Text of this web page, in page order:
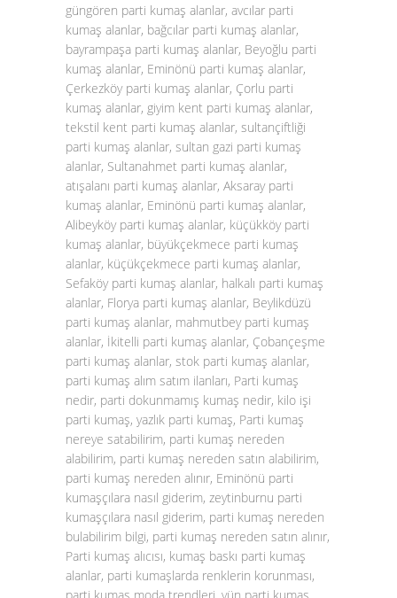
güngören parti kumaş alanlar, avcılar parti
kumaş alanlar, bağcılar parti kumaş alanlar,
bayrampaşa parti kumaş alanlar, Beyoğlu parti
kumaş alanlar, Eminönü parti kumaş alanlar,
Çerkezköy parti kumaş alanlar, Çorlu parti
kumaş alanlar, giyim kent parti kumaş alanlar,
tekstil kent parti kumaş alanlar, sultançiftliği
parti kumaş alanlar, sultan gazi parti kumaş
alanlar, Sultanahmet parti kumaş alanlar,
atışalanı parti kumaş alanlar, Aksaray parti
kumaş alanlar, Eminönü parti kumaş alanlar,
Alibeyköy parti kumaş alanlar, küçükköy parti
kumaş alanlar, büyükçekmece parti kumaş
alanlar, küçükçekmece parti kumaş alanlar,
Sefaköy parti kumaş alanlar, halkalı parti kumaş
alanlar, Florya parti kumaş alanlar, Beylikdüzü
parti kumaş alanlar, mahmutbey parti kumaş
alanlar, İkitelli parti kumaş alanlar, Çobançeşme
parti kumaş alanlar, stok parti kumaş alanlar,
parti kumaş alım satım ilanları, Parti kumaş
nedir, parti dokunmamış kumaş nedir, kilo işi
parti kumaş, yazlık parti kumaş, Parti kumaş
nereye satabilirim, parti kumaş nereden
alabilirim, parti kumaş nereden satın alabilirim,
parti kumaş nereden alınır, Eminönü parti
kumaşçılara nasıl giderim, zeytinburnu parti
kumaşçılara nasıl giderim, parti kumaş nereden
bulabilirim bilgi, parti kumaş nereden satın alınır,
Parti kumaş alıcısı, kumaş baskı parti kumaş
alanlar, parti kumaşlarda renklerin korunması,